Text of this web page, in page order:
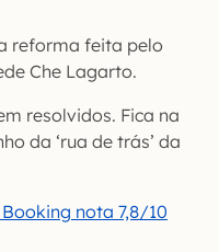
reforma feita pelo
Che Lagarto.
resolvidos. Fica na
da ‘rua de trás’ da
nota 7,8/10